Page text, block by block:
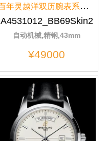
百年灵越洋双历腕表系列A4531012/...
A4531012_BB69Skin2
自动机械,精钢,43mm
¥49000